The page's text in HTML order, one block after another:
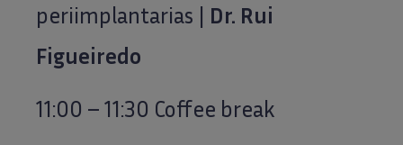
periimplantarias | Dr. Rui
Figueiredo
11:00 – 11:30 Coffee break